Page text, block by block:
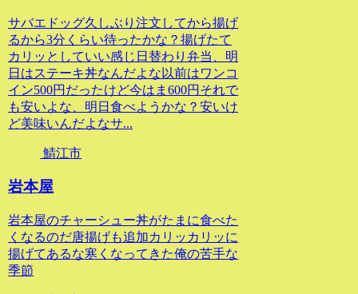
サバエドッグ久しぶり注文してから揚げ
るから3分くらい待ったかな？揚げたて
カリッとしていい感じ日替わり弁当、明
日はステーキ丼なんだよな以前はワンコ
イン500円だったけど今はま600円それで
も安いよな、明日食べようかな？安いけ
ど美味いんだよなサ...
鯖江市
岩本屋
岩本屋のチャーシュー丼がたまに食べた
くなるのだ唐揚げも追加カリッカリッに
揚げてあるな寒くなってきた俺の苦手な
季節